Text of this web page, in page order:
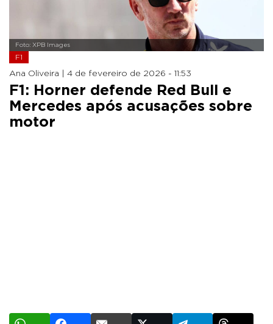
Foto: XPB Images
F1
Ana Oliveira | 4 de fevereiro de 2026 - 11:53
F1: Horner defende Red Bull e
Mercedes após acusações sobre
motor